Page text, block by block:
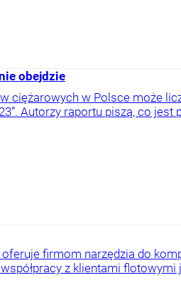
obejdzie
ciężarowych w Polsce może
Autorzy raportu piszą, co jest
firmom narzędzia do
z klientami